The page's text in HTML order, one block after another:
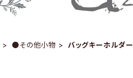
●その他小物 バッグキーホルダー